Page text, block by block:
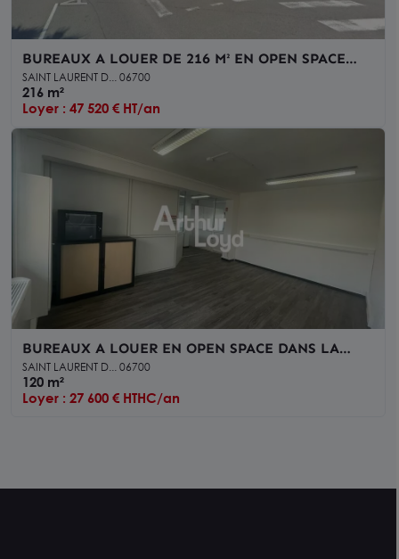
BUREAUX A LOUER DE 216 M² EN OPEN SPACE
DANS LA ZONE ESPACE 3000
SAINT LAURENT D... 06700
216 m²
Loyer : 47 520 € HT/an
BUREAUX A LOUER EN OPEN SPACE DANS LA
ZONE ESPACE 3000
SAINT LAURENT D... 06700
120 m²
Loyer : 27 600 € HTHC/an